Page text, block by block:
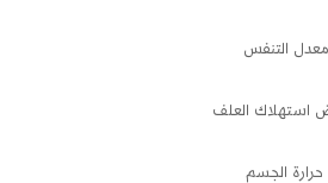
معدل التنفس
استهلاك العلف
حرارة الجسم